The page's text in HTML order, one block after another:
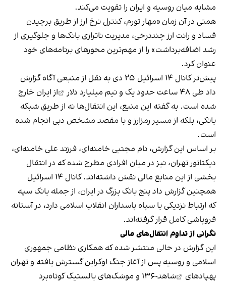
مشابه میان روسیه و ایران را تقویت می‌کند.
همتی در آن زمان «مهار تورم، کنترل نرخ ارز از طریق برچیدن
فساد و رانت ارز چندنرخی، مدیریت ناترازی بانک‌ها و جلوگیری از
رشد اضافه‌برداشت» را از مهم‌ترین محورهای برنامه‌های خود
عنوان کرد.
پیش‌تر کانال ۱۴ اسرائیل ۲۵ دی به نقل از منبعی آگاه گزارش
داد طی ۴۸ ساعت حدود
یک و نیم میلیارد دلار
از ایران خارج
شده است. به گفته این منبع، این انتقال‌ها نه از طریق شبکه
بانکی، بلکه از مسیر رمزارز و با مقصد مشخص دبی انجام شده
است.
بر اساس این گزارش، نام مجتبی خامنه‌ای، فرزند علی خامنه‌ای،
دیکتاتور تهران، نیز در میان افرادی مطرح شده که در انتقال
بخشی از این منابع مالی نقش داشته‌اند. کانال ۱۴ اسرائیل
همچنین گزارش داد پنج بانک بزرگ در ایران، از جمله بانک سپه
که ارتباط نزدیکی با سپاه پاسداران انقلاب اسلامی دارد، در آستانه
فروپاشی کامل قرار گرفته‌اند.
نگرانی از تداوم انتقال‌های مالی
این گزارش در حالی منتشر شده که همکاری نظامی جمهوری
اسلامی و روسیه پس از آغاز جنگ اوکراین گسترش یافته و تهران
پهپادهای
شاهد-۱۳۶ و موشک‌های بالستیک کوتاه‌برد